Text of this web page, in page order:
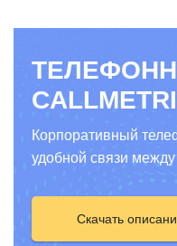
Корпоративный
удобной связи
Скачать